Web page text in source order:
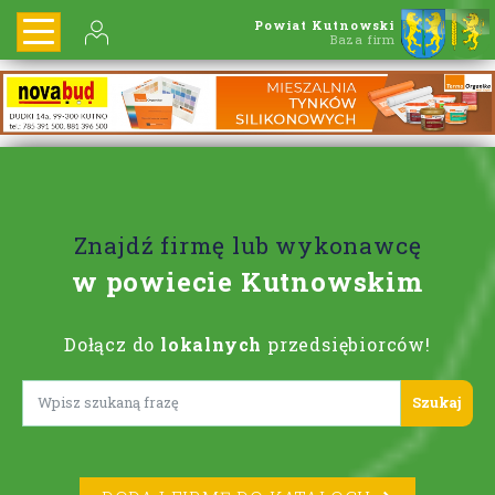
Powiat Kutnowski
Baza firm
Znajdź firmę lub wykonawcę
w powiecie Kutnowskim
Dołącz do lokalnych przedsiębiorców!
Lorem ipsum